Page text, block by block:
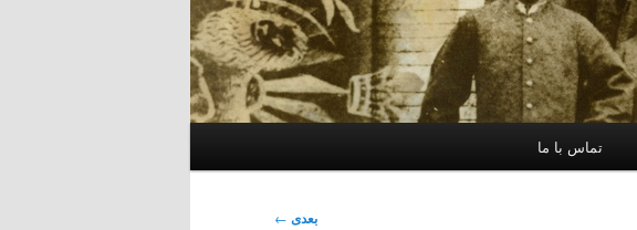
تماس با ما
بعدی ←